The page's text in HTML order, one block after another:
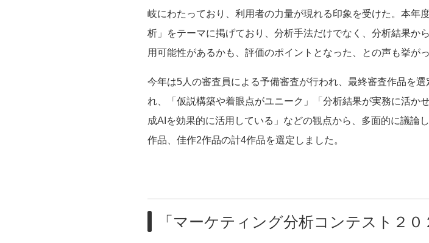
岐にわたっており、利用者の力量が現れる印象を受けた。本年
析」をテーマに掲げており、分析手法だけでなく、分析結果か
用可能性があるかも、評価のポイントとなった、との声も挙がっ
今年は5人の審査員による予備審査が行われ、最終審査作品を
れ、「仮説構築や着眼点がユニーク」「分析結果が実務に活か
成AIを効果的に活用している」などの観点から、多面的に議論
作品、佳作2作品の計4作品を選定しました。
「マーケティング分析コンテスト２０